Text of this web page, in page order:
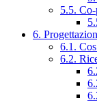
5.5.
6.
6.1.
6.2.